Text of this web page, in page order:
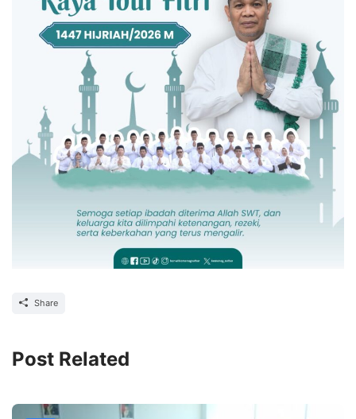
Share
Post Related